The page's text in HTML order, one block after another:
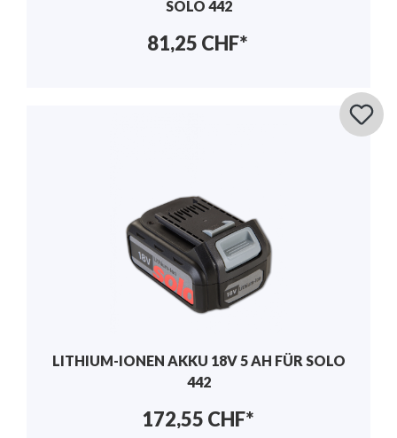
SOLO 442
81,25 CHF*
LITHIUM-IONEN AKKU 18V 5 AH FÜR SOLO
442
172,55 CHF*